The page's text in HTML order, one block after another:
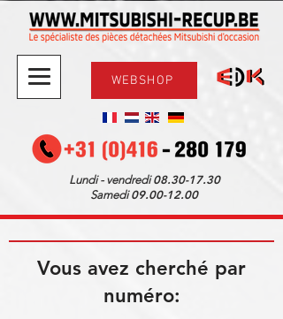
WEBSHOP
Lundi - vendredi08.30-17.30
Samedi09.00-12.00
Vous avez cherché par
numéro: